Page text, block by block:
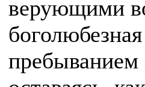
верующими
пребыванием